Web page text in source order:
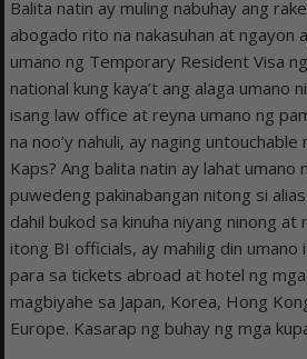
Balita natin ay muling nabuhay ang
abogado rito na nakasuhan at ngayon
umano ng Temporary Resident Visa
national kung kaya’t ang alaga umano
isang law office at reyna umano ng
na noo’y nahuli, ay naging
Kaps? Ang balita natin ay lahat umano
puwedeng pakinabangan nitong si
dahil bukod sa kinuha niyang ninong at
itong BI officials, ay mahilig din
para sa tickets abroad at hotel ng
magbiyahe sa Japan, Korea, Hong
Europe. Kasarap ng buhay ng mga